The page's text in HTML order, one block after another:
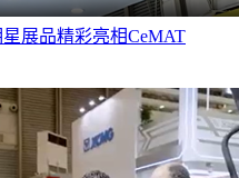
展品精彩亮相CeMAT